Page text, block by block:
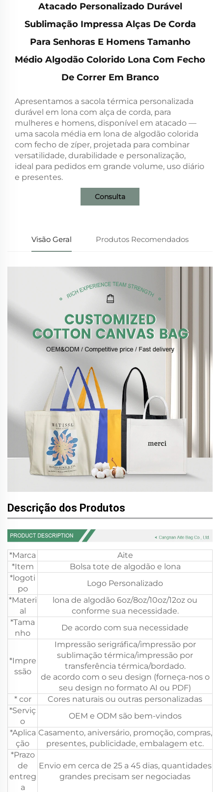
Atacado Personalizado Durável
Sublimação Impressa Alças De Corda
Para Senhoras E Homens Tamanho
Médio Algodão Colorido Lona Com Fecho
De Correr Em Branco
Apresentamos a sacola térmica personalizada
durável em lona com alça de corda, para
mulheres e homens, disponível em atacado —
uma sacola média em lona de algodão colorida
com fecho de zíper, projetada para combinar
versatilidade, durabilidade e personalização,
ideal para pedidos em grande volume, uso diário
e presentes.
Consulta
Visão Geral Produtos Recomendados
Descrição dos Produtos
*Marca
Aite
*Item
Bolsa tote de algodão e lona
*logoti
po
Logo Personalizado
*Materi
al
lona de algodão 6oz/8oz/10oz/12oz ou
conforme sua necessidade.
*Tama
nho
De acordo com sua necessidade
*Impre
ssão
Impressão serigráfica/impressão por
sublimação térmica/impressão por
transferência térmica/bordado.
de acordo com o seu design (forneça-nos o
seu design no formato AI ou PDF)
* cor
Cores naturais ou outras personalizadas
*Serviç
o
OEM e ODM são bem-vindos
*Aplica
ção
Casamento, aniversário, promoção, compras,
presentes, publicidade, embalagem etc.
*Prazo
de
entreg
a
Envio em cerca de 25 a 45 dias, quantidades
grandes precisam ser negociadas